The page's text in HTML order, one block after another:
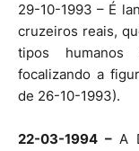
29-10-1993 – É
cruzeiros reais,
tipos humanos
focalizando a
de 26-10-1993).
22-03-1994 –A